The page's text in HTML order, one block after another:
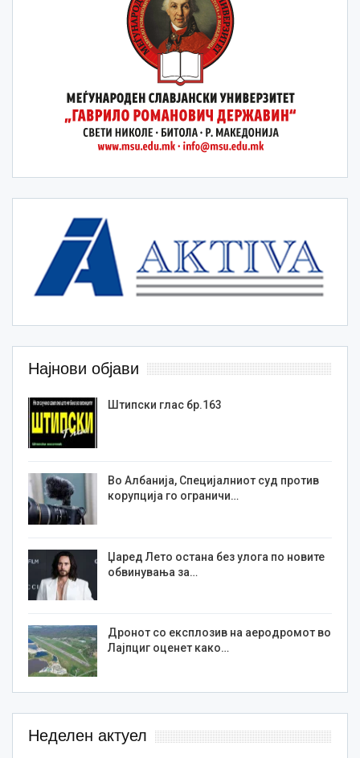
Најнови објави
Штипски глас бр.163
Во Албанија, Специјалниот суд против
корупција го ограничи…
Џаред Лето остана без улога по новите
обвинувања за…
Дронот со експлозив на аеродромот во
Лајпциг оценет како…
Неделен актуел